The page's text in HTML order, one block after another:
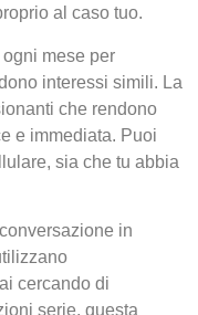
al caso tuo.
mese per
interessi simili. La
che rendono
e immediata. Puoi
sia che tu abbia
in
cercando di
serie, questa